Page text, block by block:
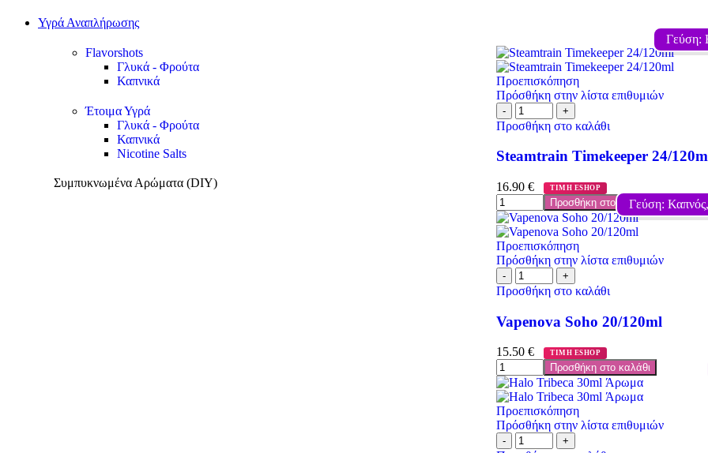
Υγρά Αναπλήρωσης
Flavorshots
Γλυκά - Φρούτα
Καπνικά
Έτοιμα Υγρά
Γλυκά - Φρούτα
Καπνικά
Nicotine Salts
Συμπυκνωμένα Αρώματα (DIY)
Γεύση:
Προεπισκόπηση
Πρόσθήκη στην λίστα επιθυμιών
Προσθήκη στο καλάθι
Steamtrain Timekeeper 24/
16.90 € ΤΙΜΗ ESHOP
Προσθήκη στο καλάθι
Γεύση:
Προεπισκόπηση
Πρόσθήκη στην λίστα επιθυμιών
Προσθήκη στο καλάθι
Vapenova Soho 20/120ml
15.50 € ΤΙΜΗ ESHOP
Προσθήκη στο καλάθι
Προεπισκόπηση
Πρόσθήκη στην λίστα επιθυμιών